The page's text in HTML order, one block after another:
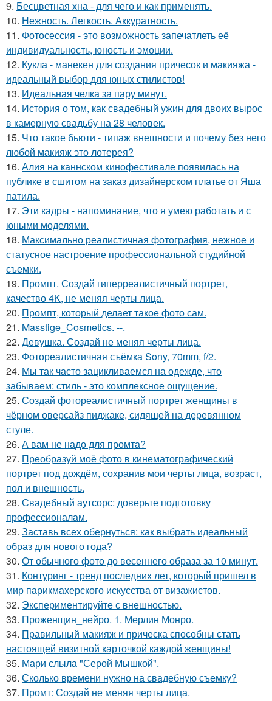
9. Бесцветная хна - для чего и как применять.
10. Нежность. Легкость. Аккуратность.
11. Фотосессия - это возможность запечатлеть её
индивидуальность, юность и эмоции.
12. Кукла - манекен для создания причесок и макияжа -
идеальный выбор для юных стилистов!
13. Идеальная челка за пару минут.
14. История о том, как свадебный ужин для двоих вырос
в камерную свадьбу на 28 человек.
15. Что такое бьюти - типаж внешности и почему без него
любой макияж это лотерея?
16. Алия на каннском кинофестивале появилась на
публике в сшитом на заказ дизайнерском платье от Яша
патила.
17. Эти кадры - напоминание, что я умею работать и с
юными моделями.
18. Максимально реалистичная фотография, нежное и
статусное настроение профессиональной студийной
съемки.
19. Промпт. Создай гиперреалистичный портрет,
качество 4K, не меняя черты лица.
20. Промпт, который делает такое фото сам.
21. Masstige_Cosmetics. --.
22. Девушка. Создай не меняя черты лица.
23. Фотореалистичная съёмка Sony, 70mm, f/2.
24. Мы так часто зацикливаемся на одежде, что
забываем: стиль - это комплексное ощущение.
25. Создай фотореалистичный портрет женщины в
чёрном оверсайз пиджаке, сидящей на деревянном
стуле.
26. А вам не надо для промта?
27. Преобразуй моё фото в кинематографический
портрет под дождём, сохранив мои черты лица, возраст,
пол и внешность.
28. Свадебный аутсорс: доверьте подготовку
профессионалам.
29. Заставь всех обернуться: как выбрать идеальный
образ для нового года?
30. От обычного фото до весеннего образа за 10 минут.
31. Контуринг - тренд последних лет, который пришел в
мир парикмахерского искусства от визажистов.
32. Экспериментируйте с внешностью.
33. Проженщин_нейро. 1. Мерлин Монро.
34. Правильный макияж и прическа способны стать
настоящей визитной карточкой каждой женщины!
35. Мари слыла "Серой Мышкой".
36. Сколько времени нужно на свадебную съемку?
37. Промт: Создай не меняя черты лица.